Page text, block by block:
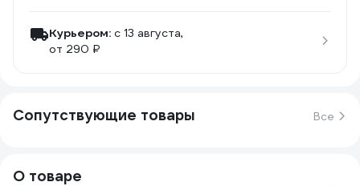
Курьером: c 13 августа,
от 290 ₽
Сопутствующие товары Все
О товаре